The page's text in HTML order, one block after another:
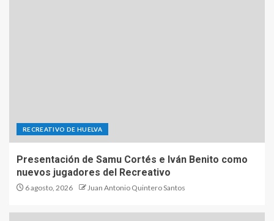
RECREATIVO DE HUELVA
Presentación de Samu Cortés e Iván Benito como
nuevos jugadores del Recreativo
6 agosto, 2026 Juan Antonio Quintero Santos